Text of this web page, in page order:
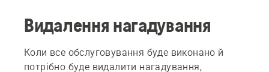
Видалення нагадування
Коли все обслуговування буде виконано й
потрібно буде видалити нагадування,